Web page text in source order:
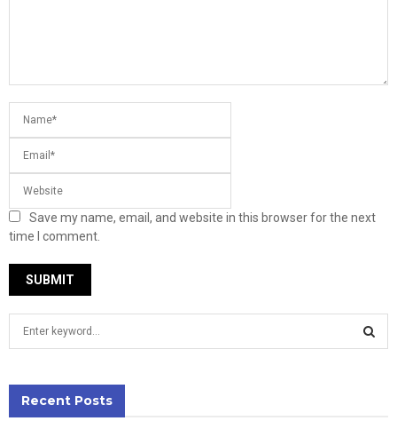
Save my name, email, and website in this browser for the next
time I comment.
h
Recent Posts